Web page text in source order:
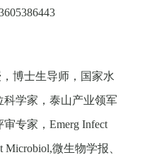
博士生导师，国家水
学家，泰山产业领军
专家， Emerg Infect
Microbiol,微生物学报、